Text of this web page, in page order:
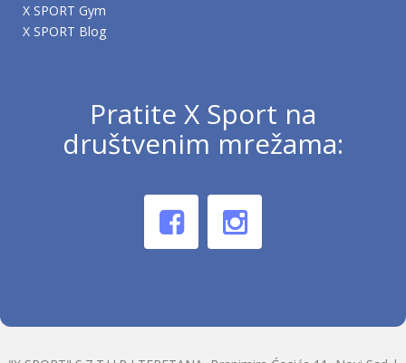
X SPORT Gym
X SPORT Blog
Pratite X Sport na
društvenim mrežama: